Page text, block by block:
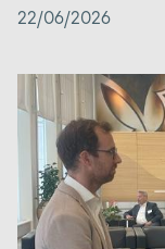
22/06/2026